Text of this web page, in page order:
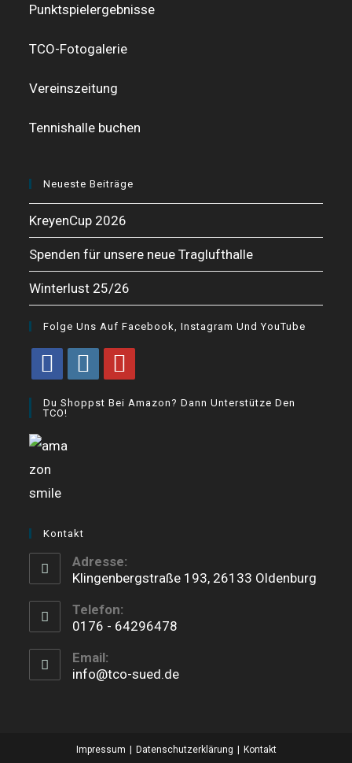
Punktspielergebnisse
TCO-Fotogalerie
Vereinszeitung
Tennishalle buchen
Neueste Beiträge
KreyenCup 2026
Spenden für unsere neue Traglufthalle
Winterlust 25/26
Folge Uns Auf Facebook, Instagram Und YouTube
new
tab
in
new
in
Du Shoppst Bei Amazon? Dann Unterstütze Den
TCO!
Kontakt
Adresse:
Klingenbergstraße 193, 26133 Oldenburg
Telefon:
0176 - 64296478
in
your
Email:
info@tco-sued.de
Impressum Datenschutzerklärung Kontakt